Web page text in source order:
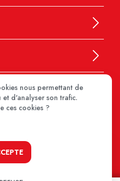
nous permettant de
d'analyser son trafic.
ces cookies ?